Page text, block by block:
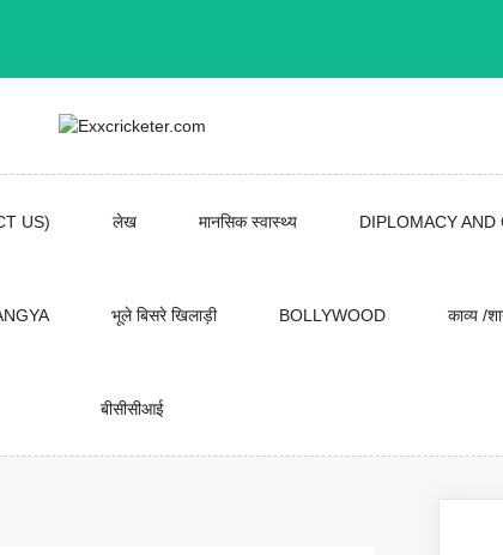
US) लेख मानसिक स्वास्थ्य DIPLOMACY
भूले बिसरे खिलाड़ी BOLLYWOOD काव्य /
बीसीसीआई